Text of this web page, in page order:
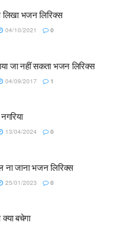
भजन लिरिक्स
04/10/2021 0
जा नहीं सकता भजन लिरिक्स
04/09/2017 1
13/04/2024 0
ना जाना भजन लिरिक्स
25/01/2023 0
बचेगा